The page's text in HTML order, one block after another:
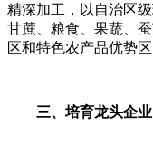
精深加工，以自治区
甘蔗、粮食、果蔬、
区和特色农产品优势区
三、培育龙头企业